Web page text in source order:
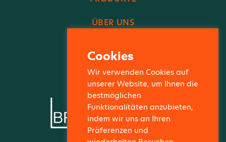
ÜBER UNS
KONTAKT
Cookies
Wir verwenden Cookies auf
unserer Website, um Ihnen die
bestmöglichen
Funktionalitäten anzubieten,
indem wir uns an Ihren
Präferenzen und